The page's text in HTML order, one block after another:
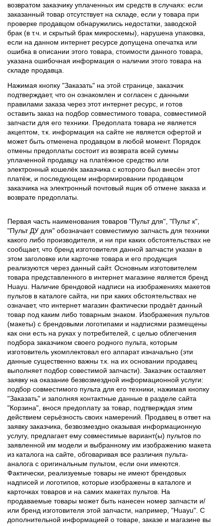
возвратом заказчику уплаченных им средств в случаях: если
заказанный товар отсутствует на складе, если у товара при
проверке продавцом обнаружились недостатки, заводской
брак (в т.ч. и скрытый брак микросхемы), нарушена упаковка,
если на данном интернет ресурсе допущена опечатка или
ошибка в описании этого товара, стоимости данного товара,
указана ошибочная информация о наличии этого товара на
складе продавца.
Нажимая кнопку "Заказать" на этой странице, заказчик
подтверждает, что он ознакомлен и согласен с данными
правилами заказа через этот интернет ресурс, и готов
оставить заказ на подбор совместимого товара, совместимой
запчасти для его техники. Предоплата товара не является
акцептом, т.к. информация на сайте не является офертой и
может быть отменена продавцом в любой момент. Порядок
отмены предоплаты состоит из возврата всей суммы
уплаченной продавцу на платёжное средство или
электронный кошелёк заказчика с которого был внесён этот
платёж, и последующем информировании продавцом
заказчика на электронный почтовый ящик об отмене заказа и
возврате предоплаты.
Первая часть наименования товаров "Пульт для", "Пульт к",
"Пульт ДУ для" обозначает совместимую запчасть для техники
какого либо производителя, и ни при каких обстоятельствах не
сообщает, что бренд изготовителя данной запчасти указан в
этом заголовке или карточке товара и его продукция
реализуются через данный сайт. Основным изготовителем
товара представленного в интернет магазине является бренд
Huayu. Наличие брендовой надписи на изображениях макетов
пультов в каталоге сайта, ни при каких обстоятельствах не
означает, что интернет магазин фактически продаёт данный
товар под каким либо товарным знаком. Изображения пультов
(макеты) с брендовыми логотипами и надписями размещены
как они есть на руках у потребителей, с целью облегчения
подбора заказчиком своего родного пульта, которым
изготовитель укомплектовал его аппарат изначально (эти
данные существенно важны т.к. на их основании продавец
выполняет подбор совестимой запчасти). Заказчик оставляет
заявку на оказание безвозмездной информационной услуги:
подбор совместимого пульта для его техники, нажимая кнопку
"Заказать" и заполняя контактные данные в разделе сайта
"Корзина", внося предоплату за товар, подтверждая этим
действием серьёзность своих намерений. Продавец в ответ на
заявку заказчика, безвозмездно оказывая информационную
услугу, предлагает ему совместимые вариант(ы) пультов по
заявленной им модели и выбранному им изображению макета
из каталога на сайте, обговаривая все различия пульта-
аналога с оригинальным пультом, если они имеются.
Фактически, реализуемые товары не имеют брендовых
надписей и логотипов, которые изображены в каталоге и
карточках товаров и на самих макетах пультов. На
продаваемые товары может быть нанесен номер запчасти и/
или бренд изготовителя этой запчасти, например, "Huayu". С
дополнительной информацией о товаре, заказе и магазине вы